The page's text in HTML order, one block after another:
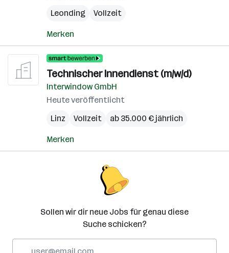
Leonding
Vollzeit
Merken
Technischer Innendienst (m/w/d)
Interwindow GmbH
Heute veröffentlicht
Linz
Vollzeit ab 35.000 € jährlich
Merken
Sollen wir dir neue Jobs für genau diese
Suche schicken?